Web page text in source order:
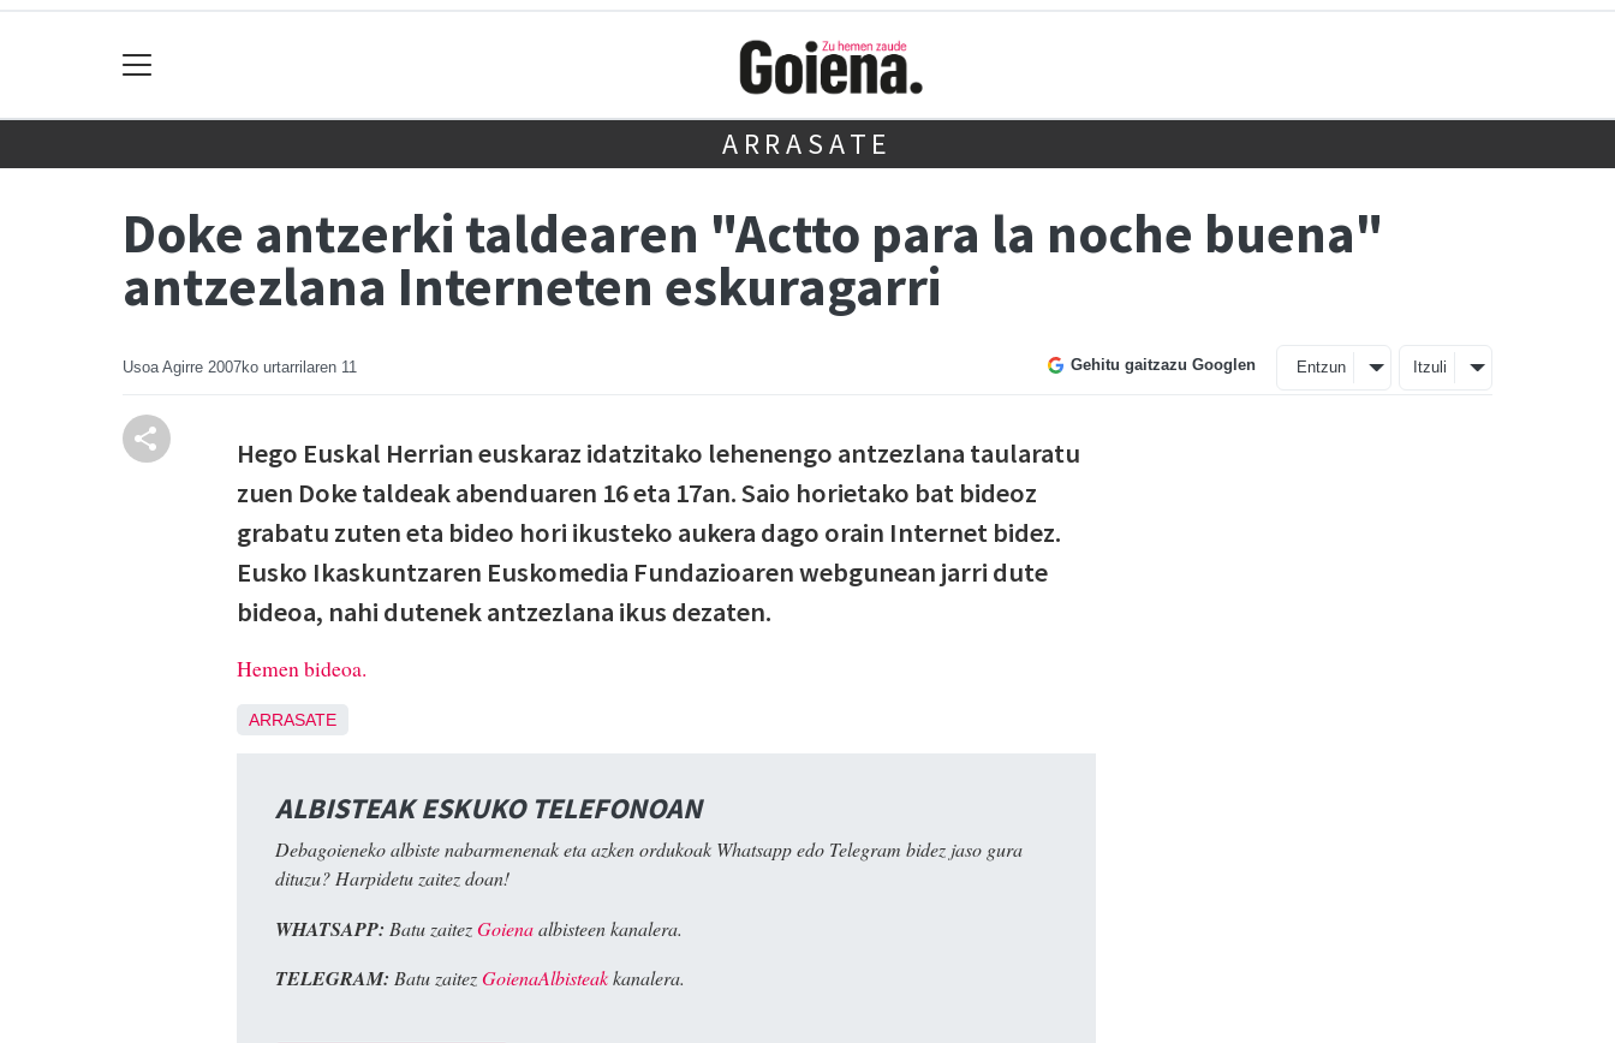
ARRASATE
Doke antzerki taldearen "Actto para la noche buena"
antzezlana Interneten eskuragarri
Usoa Agirre 2007ko urtarrilaren 11 Gehitu gaitzazu Googlen Entzun Itzuli
Hego Euskal Herrian euskaraz idatzitako lehenengo antzezlana taularatu
zuen Doke taldeak abenduaren 16 eta 17an. Saio horietako bat bideoz
grabatu zuten eta bideo hori ikusteko aukera dago orain Internet bidez.
Eusko Ikaskuntzaren Euskomedia Fundazioaren webgunean jarri dute
bideoa, nahi dutenek antzezlana ikus dezaten.
Hemen bideoa.
ARRASATE
ALBISTEAK ESKUKO TELEFONOAN
Debagoieneko albiste nabarmenenak eta azken ordukoak Whatsapp edo Telegram bidez jaso gura
dituzu? Harpidetu zaitez doan!
WHATSAPP: Batu zaitezGoienaalbisteen kanalera.
TELEGRAM: Batu zaitezGoienaAlbisteakkanalera.